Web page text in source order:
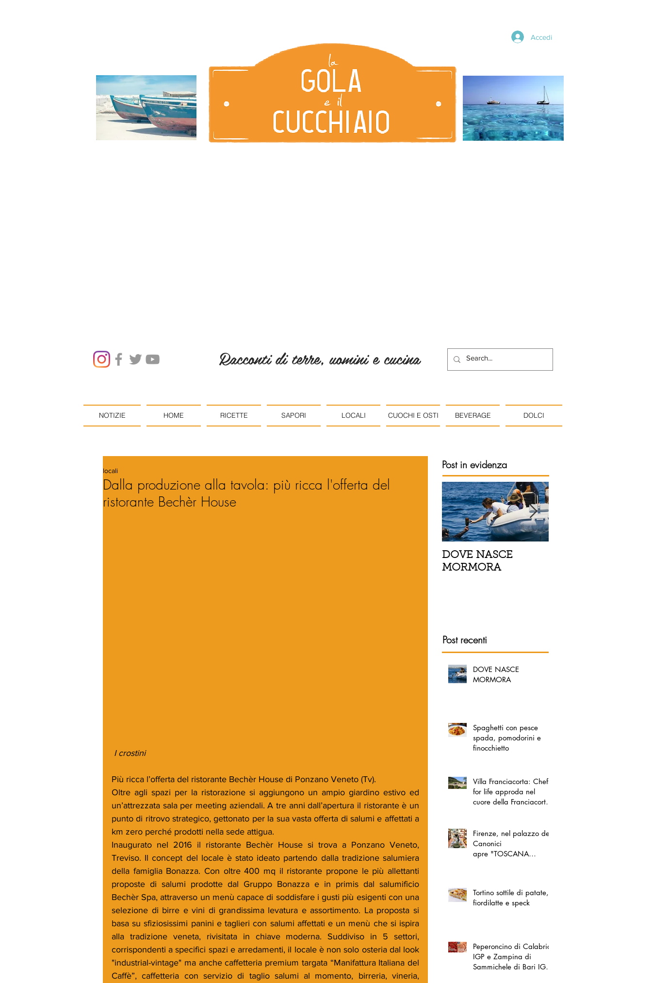
Accedi
Racconti di terre, uomini e cucina
NOTIZIE HOME RICETTE SAPORI LOCALI CUOCHI E OSTI BEVERAGE DOLCI
Dalla produzione alla tavola: più ricca l'offerta del
ristorante Bechèr House
locali
I crostini
Più ricca l’offerta del ristorante Bechèr House di Ponzano Veneto (Tv).
Oltre agli spazi per la ristorazione si aggiungono un ampio giardino estivo ed
un’attrezzata sala per meeting aziendali. A tre anni dall’apertura il ristorante è un
punto di ritrovo strategico, gettonato per la sua vasta offerta di salumi e affettati a
km zero perché prodotti nella sede attigua.
Inaugurato nel 2016 il ristorante Bechèr House si trova a Ponzano Veneto,
Treviso. Il concept del locale è stato ideato partendo dalla tradizione salumiera
della famiglia Bonazza. Con oltre 400 mq il ristorante propone le più allettanti
proposte di salumi prodotte dal Gruppo Bonazza e in primis dal salumificio
Bechèr Spa, attraverso un menù capace di soddisfare i gusti più esigenti con una
selezione di birre e vini di grandissima levatura e assortimento. La proposta si
basa su sfiziosissimi panini e taglieri con salumi affettati e un menù che si ispira
alla tradizione veneta, rivisitata in chiave moderna. Suddiviso in 5 settori,
corrispondenti a specifici spazi e arredamenti, il locale è non solo osteria dal look
"industrial-vintage" ma anche caffetteria premium targata “Manifattura Italiana del
Caffè”, caffetteria con servizio di taglio salumi al momento, birreria, vineria,
Post in evidenza
DOVE NASCE
MORMORA
Post recenti
DOVE NASCE
MORMORA
Spaghetti con pesce
spada, pomodorini e
finocchietto
Villa Franciacorta: Chefs
for life approda nel
cuore della Franciacorta,
Firenze, nel palazzo dei
Canonici
apre "TOSCANA
Tortino sottile di patate,
fiordilatte e speck
Peperoncino di Calabria
IGP e Zampina di
Sammichele di Bari IGP